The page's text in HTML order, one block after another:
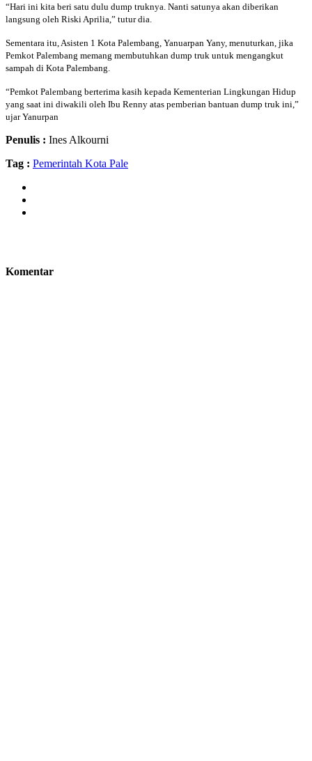
“Hari ini kita beri satu dulu dump truknya. Nanti satunya akan diberikan
langsung oleh Riski Aprilia,” tutur dia.
Sementara itu, Asisten 1 Kota Palembang, Yanuarpan Yany, menuturkan, jika
Pemkot Palembang memang membutuhkan dump truk untuk mengangkut
sampah di Kota Palembang.
“Pemkot Palembang berterima kasih kepada Kementerian Lingkungan Hidup
yang saat ini diwakili oleh Ibu Renny atas pemberian bantuan dump truk ini,”
ujar Yanurpan
Penulis : Ines Alkourni
Tag : Pemerintah Kota Pale
Komentar